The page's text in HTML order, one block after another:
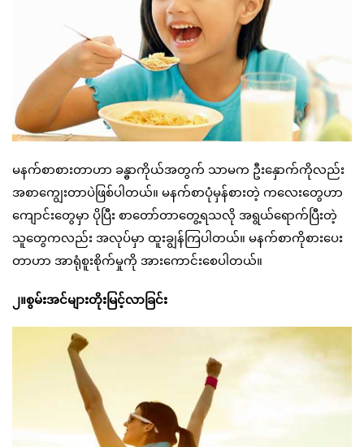
မနက်စာစားတာဟာ ခန္ဓာကိုယ်အတွက် သာမက ဦးနှောက်ကိုလည်း
အစာကျွေးတာပဲဖြစ်ပါတယ်။ မနက်စာပုံမှန်စားတဲ့ ကလေးတွေဟာ
ကျောင်းတွေမှာ ပိုပြီး စာတော်တာတွေ့ရသလို အရွယ်ရောက်ပြီးတဲ့
သူတွေကလည်း အလုပ်မှာ ထူးချွန်ကြပါတယ်။ မနက်စာကိုစားပေး
တာဟာ အာရုံစူးစိုက်မှုကို အားကောင်းစေပါတယ်။
၂။စွမ်းအင်များတိုးမြင့်လာခြင်း